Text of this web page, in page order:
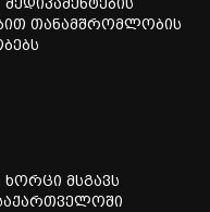
თანამშრომლობის
მსგავს